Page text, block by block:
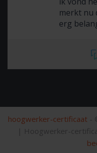
merkt nu
erg
hoogwerker-certificaat -
| Hoogwerker-